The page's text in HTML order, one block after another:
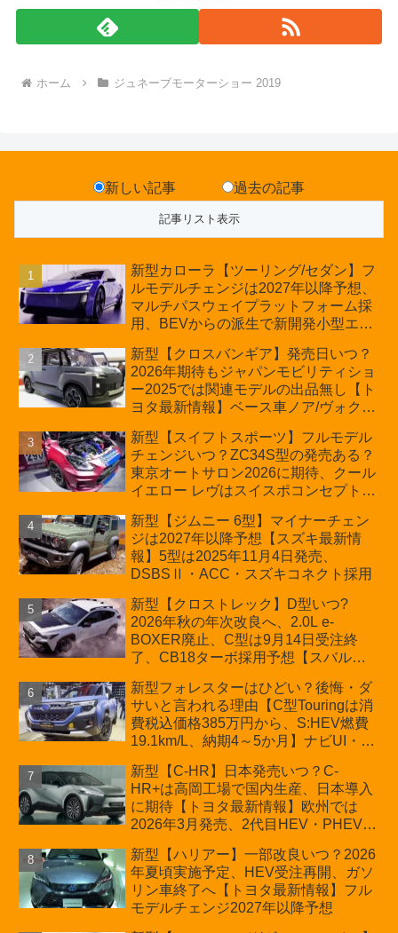
ホーム ジュネーブモーターショー 2019
新しい記事 過去の記事
新型カローラ【ツーリング/セダン】フ
ルモデルチェンジは2027年以降予想、
マルチパスウェイプラットフォーム採
用、BEVからの派生で新開発小型エン
の採用は無しか【トヨタ最新情報】60
周年記念車発売
新型【クロスバンギア】発売日いつ？
2026年期待もジャパンモビリティショ
ー2025では関連モデルの出品無し【ト
ヨタ最新情報】ベース車ノア/ヴォクシ
ほか「コア」と「ツール」、デリカ
D:5対抗のクロスオーバーSUVミニバ
ン
新型【スイフトスポーツ】フルモデル
チェンジいつ？ZC34S型の発売ある？
東京オートサロン2026に期待、クール
イエロー レヴはスイスポコンセプト
プが争点【スズキ最新情報】特別仕様
車「ZC33S Final Edition」終了
新型【ジムニー 6型】マイナーチェン
ジは2027年以降予想【スズキ最新情
報】5型は2025年11月4日発売、
DSBSⅡ・ACC・スズキコネクト採用
新型【クロストレック】D型いつ?
2026年秋の年次改良へ、2.0L e-
BOXER廃止、C型は9月14日受注終
了、CB18ターボ採用予想【スバル最
新型フォレスターはひどい？後悔・ダ
サいと言われる理由【C型Touringは消
費税込価格385万円から、S:HEV燃費
19.1km/L、納期4～5か月】ナビUI・冬
カーオブザイヤーとJNCAP大賞受賞後
も残る注意点
新型【C-HR】日本発売いつ？C-
HR+は高岡工場で国内生産、日本導入
に期待【トヨタ最新情報】欧州では
2026年3月発売、2代目HEV・PHEVは
新型【ハリアー】一部改良いつ？2026
年夏頃実施予定、HEV受注再開、ガソ
リン車終了へ【トヨタ最新情報】フル
モデルチェンジ2027年以降予想